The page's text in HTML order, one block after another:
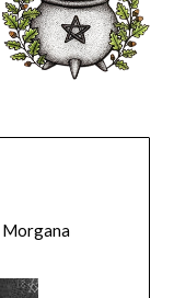
Morgana